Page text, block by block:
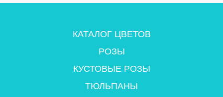
КАТАЛОГ ЦВЕТОВ
РОЗЫ
КУСТОВЫЕ РОЗЫ
ТЮЛЬПАНЫ